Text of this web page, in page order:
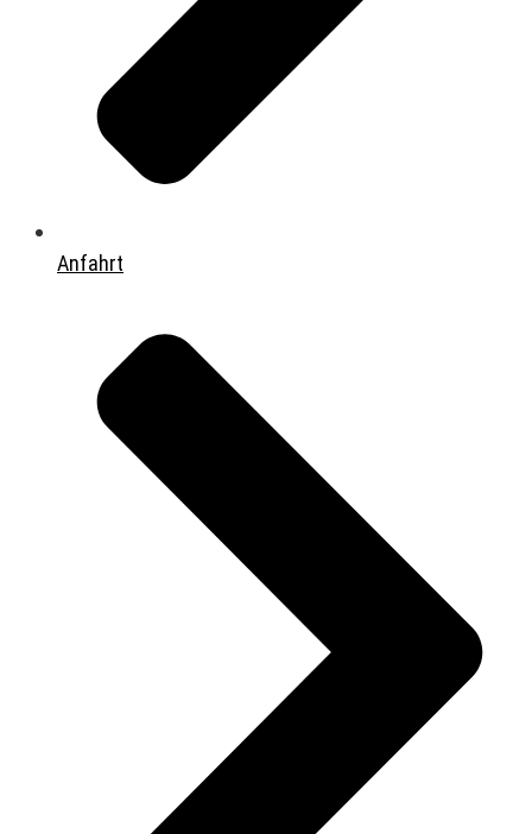
Anfahrt